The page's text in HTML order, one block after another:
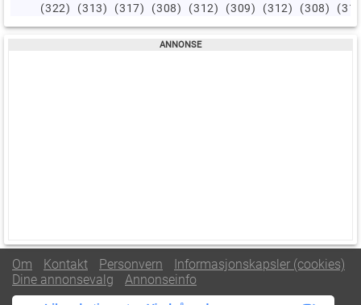
(322)
(313)
(317)
(308)
(312)
(309)
(312)
(308)
Om Kontakt Personvern
Informasjonskapsler (cookies)
Dine annonsevalg
Annonseinfo